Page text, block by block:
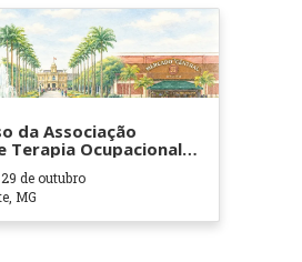
da Associação
Terapia Ocupacional
Hospitalares e
- ATOHOSP
de outubro
MG